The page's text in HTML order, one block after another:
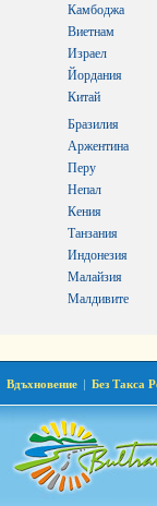
Камбоджа
Виетнам
Израел
Йордания
Китай
Бразилия
Аржентина
Перу
Непал
Кения
Танзания
Индонезия
Малайзия
Малдивите
Вдъхновение | Без Такса